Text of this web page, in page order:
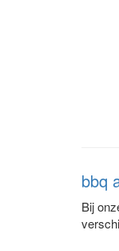
bbq
Bij